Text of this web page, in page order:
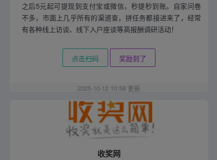
之后5元起可提现到支付宝或微信，秒提秒到账。自家问卷
不多，市面上几乎所有的渠道查，拼任务都接进来了，经常
有各种线上访谈、线下入户座谈等高报酬调研活动！
点击扫码 奖励到了
2025-10-12 10:58 更新
收奖网